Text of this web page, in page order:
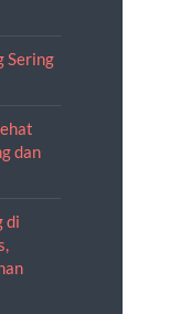
Sering
dan
di